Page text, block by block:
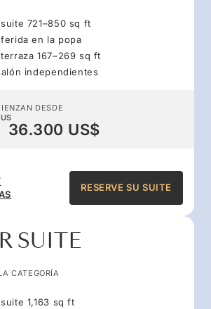
721–850 sq ft
en la popa
167–269 sq ft
independientes
DESDE
36.300 US$
RESERVE SU SUITE
SUITE
CATEGORÍA
1,163 sq ft